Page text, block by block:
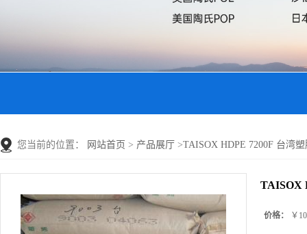
您当前的位置： 网站首页 > 产品展厅 >TAISOX HDPE 7200F 台湾
TAISOX
价格： ￥